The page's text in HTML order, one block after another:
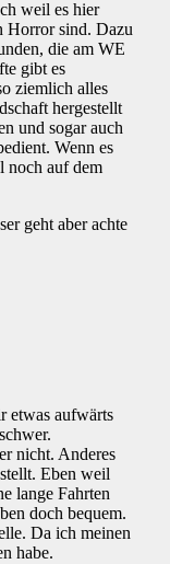
weil es hier
Horror sind. Dazu
die am WE
gibt es
ziemlich alles
hergestellt
und sogar auch
Wenn es
noch auf dem
geht aber achte
etwas aufwärts
nicht. Anderes
Eben weil
lange Fahrten
doch bequem.
Da ich meinen
habe.